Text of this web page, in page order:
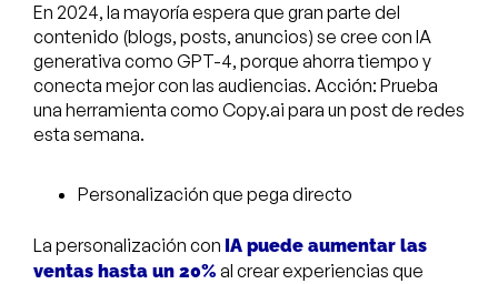
En 2024, la mayoría espera que gran parte del
contenido (blogs, posts, anuncios) se cree con IA
generativa como GPT-4, porque ahorra tiempo y
conecta mejor con las audiencias. Acción: Prueba
una herramienta como Copy.ai para un post de redes
esta semana.
Personalización que pega directo
La personalización con IA puede aumentar las
ventas hasta un 20% al crear experiencias que